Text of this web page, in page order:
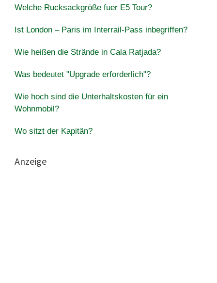
Welche Rucksackgröße fuer E5 Tour?
Ist London – Paris im Interrail-Pass inbegriffen?
Wie heißen die Strände in Cala Ratjada?
Was bedeutet "Upgrade erforderlich"?
Wie hoch sind die Unterhaltskosten für ein
Wohnmobil?
Wo sitzt der Kapitän?
Anzeige